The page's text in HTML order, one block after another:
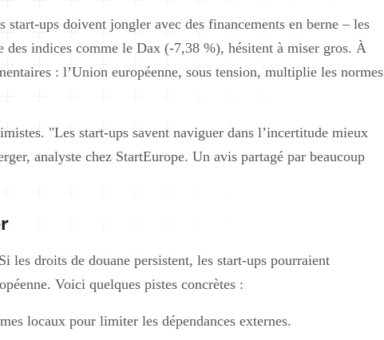
start-ups doivent jongler avec des financements en berne – les
des indices comme le Dax (-7,38 %), hésitent à miser gros. À
: l’Union européenne, sous tension, multiplie les normes
"Les start-ups savent naviguer dans l’incertitude mieux
analyste chez StartEurope. Un avis partagé par beaucoup
les droits de douane persistent, les start-ups pourraient
Voici quelques pistes concrètes :
locaux pour limiter les dépendances externes.